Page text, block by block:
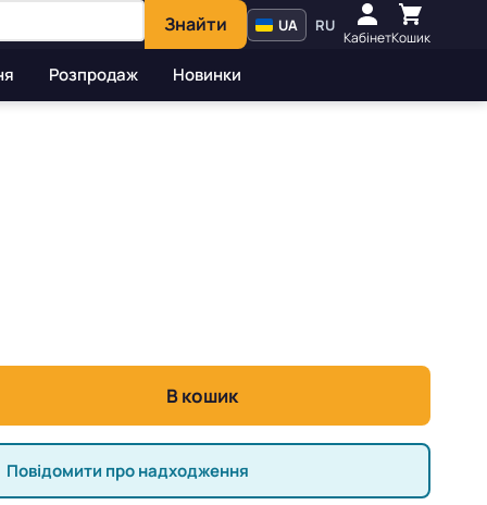
Знайти UA RU
КабінетКошик
Розпродаж Новинки
В кошик
Повідомити про надходження